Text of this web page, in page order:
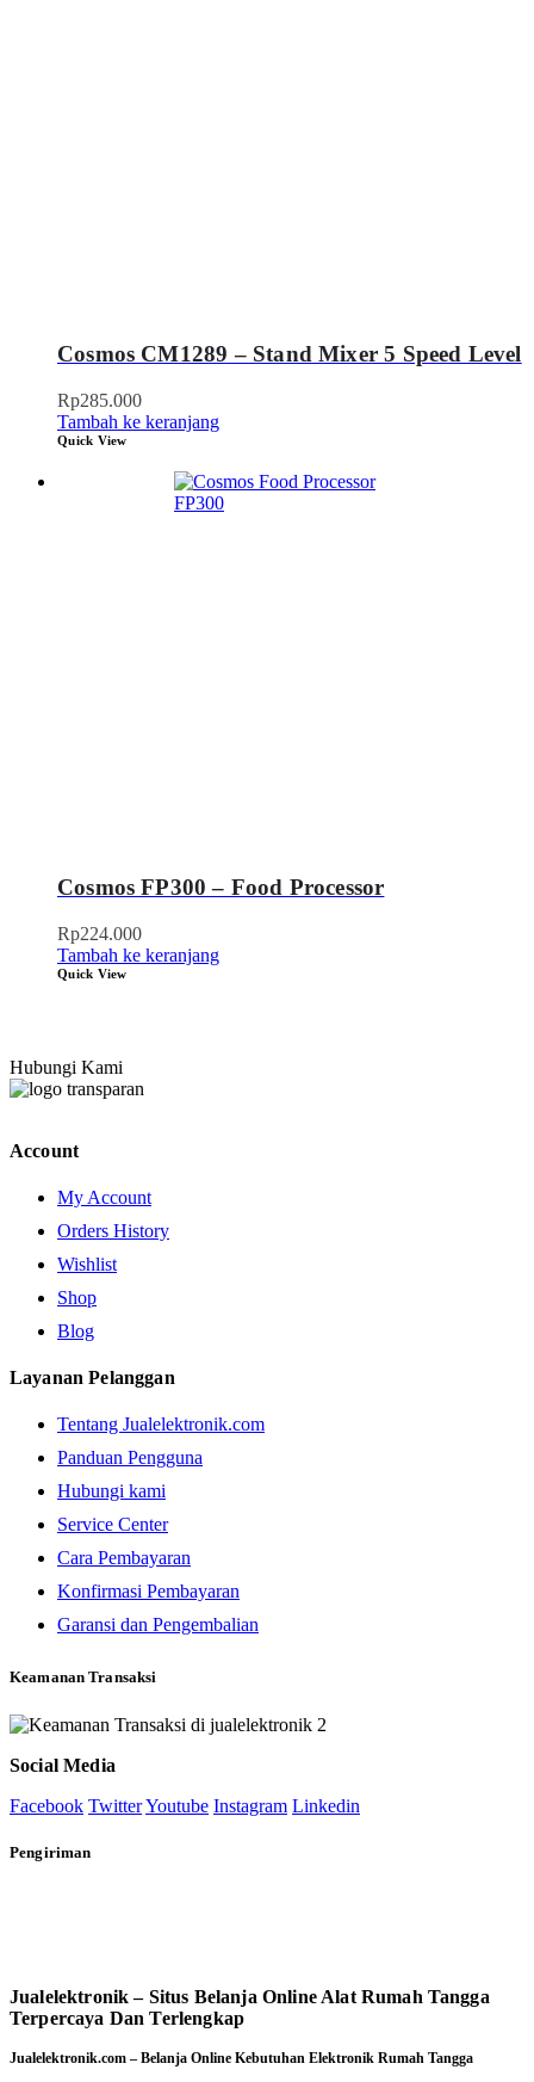
Cosmos CM1289 – Stand Mixer 5 Speed Level
Rp285.000
Tambah ke keranjang
Quick View
Cosmos FP300 – Food Processor
Rp224.000
Tambah ke keranjang
Quick View
Hubungi Kami
Account
My Account
Orders History
Wishlist
Shop
Blog
Layanan Pelanggan
Tentang Jualelektronik.com
Panduan Pengguna
Hubungi kami
Service Center
Cara Pembayaran
Konfirmasi Pembayaran
Garansi dan Pengembalian
Keamanan Transaksi
Social Media
Facebook TwitterYoutube Instagram Linkedin
Pengiriman
Jualelektronik – Situs Belanja Online Alat Rumah Tangga
Terpercaya Dan Terlengkap
Jualelektronik.com – Belanja Online Kebutuhan Elektronik Rumah Tangga